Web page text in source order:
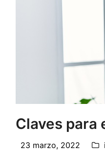
Claves para
23 marzo, 2022